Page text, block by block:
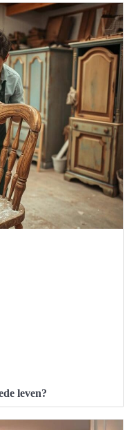
leven?